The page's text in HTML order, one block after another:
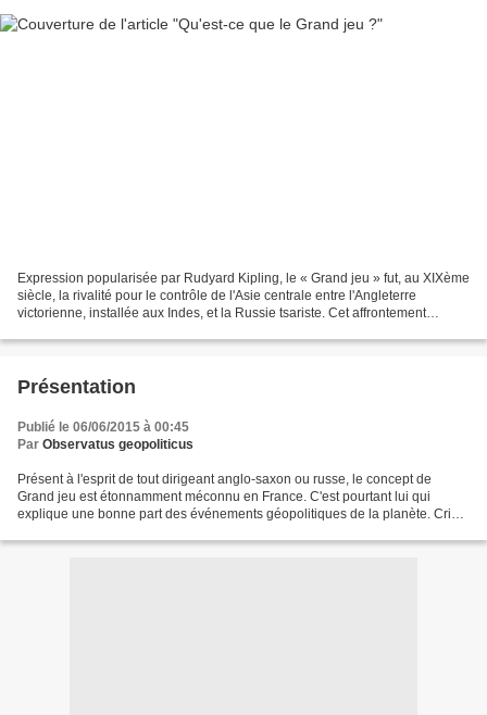
Expression popularisée par Rudyard Kipling, le « Grand jeu » fut, au XIXème
siècle, la rivalité pour le contrôle de l'Asie centrale entre l'Angleterre
victorienne, installée aux Indes, et la Russie tsariste. Cet affrontement
Présentation
Publié le 06/06/2015 à 00:45
Par Observatus geopoliticus
Présent à l'esprit de tout dirigeant anglo-saxon ou russe, le concept de
Grand jeu est étonnamment méconnu en France. C'est pourtant lui qui
explique une bonne part des événements géopolitiques de la planète. Crise